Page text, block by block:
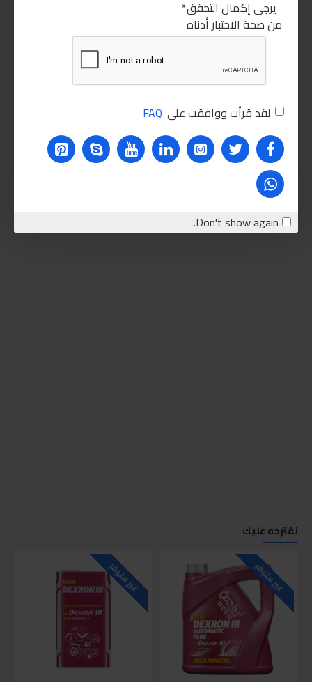
يرجى إكمال التحقق
من صحة الاختبار أدناه
لقد قرأت ووافقت على FAQ
Don't show again.
توتال كوريك تمساح 2طن
اضافة للسلة
نقترحه عليك
غير متوفر غير متوفر